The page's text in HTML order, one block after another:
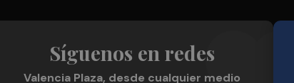
Síguenos en redes
Valencia Plaza, desde cualquier medio